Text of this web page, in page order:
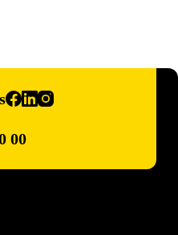
00